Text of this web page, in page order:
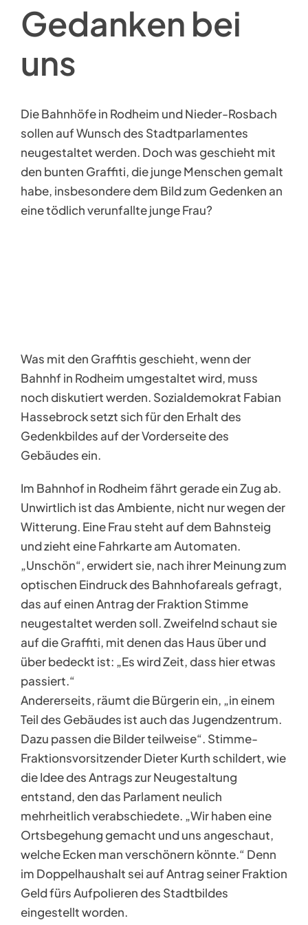
Gedanken bei
uns
Die Bahnhöfe in Rodheim und Nieder-Rosbach
sollen auf Wunsch des Stadtparlamentes
neugestaltet werden. Doch was geschieht mit
den bunten Graffiti, die junge Menschen gemalt
habe, insbesondere dem Bild zum Gedenken an
eine tödlich verunfallte junge Frau?
Was mit den Graffitis geschieht, wenn der
Bahnhf in Rodheim umgestaltet wird, muss
noch diskutiert werden. Sozialdemokrat Fabian
Hassebrock setzt sich für den Erhalt des
Gedenkbildes auf der Vorderseite des
Gebäudes ein.
Im Bahnhof in Rodheim fährt gerade ein Zug ab.
Unwirtlich ist das Ambiente, nicht nur wegen der
Witterung. Eine Frau steht auf dem Bahnsteig
und zieht eine Fahrkarte am Automaten.
„Unschön“, erwidert sie, nach ihrer Meinung zum
optischen Eindruck des Bahnhofareals gefragt,
das auf einen Antrag der Fraktion Stimme
neugestaltet werden soll. Zweifelnd schaut sie
auf die Graffiti, mit denen das Haus über und
über bedeckt ist: „Es wird Zeit, dass hier etwas
passiert.“
Andererseits, räumt die Bürgerin ein, „in einem
Teil des Gebäudes ist auch das Jugendzentrum.
Dazu passen die Bilder teilweise“. Stimme-
Fraktionsvorsitzender Dieter Kurth schildert, wie
die Idee des Antrags zur Neugestaltung
entstand, den das Parlament neulich
mehrheitlich verabschiedete. „Wir haben eine
Ortsbegehung gemacht und uns angeschaut,
welche Ecken man verschönern könnte.“ Denn
im Doppelhaushalt sei auf Antrag seiner Fraktion
Geld fürs Aufpolieren des Stadtbildes
eingestellt worden.